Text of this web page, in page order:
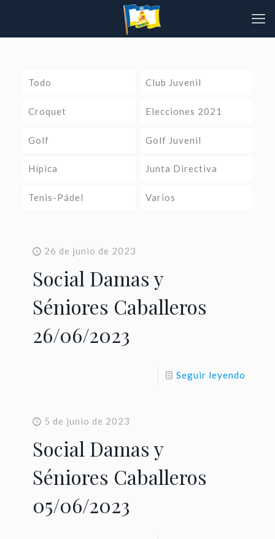
Todo Club Juvenil
Croquet Elecciones 2021
Golf Golf Juvenil
Hípica Junta Directiva
Tenis-Pádel Varios
26 de junio de 2023
Social Damas y
Séniores Caballeros
26/06/2023
Seguir leyendo
5 de junio de 2023
Social Damas y
Séniores Caballeros
05/06/2023